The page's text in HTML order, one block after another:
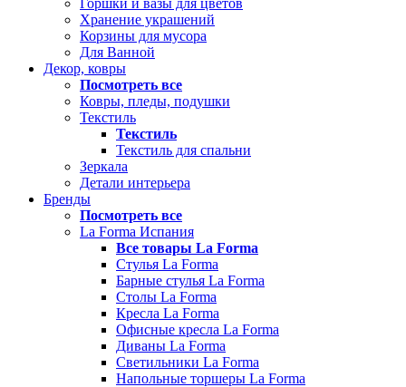
Горшки и вазы для цветов
Хранение украшений
Корзины для мусора
Для Ванной
Декор, ковры
Посмотреть все
Ковры, пледы, подушки
Текстиль
Текстиль
Текстиль для спальни
Зеркала
Детали интерьера
Бренды
Посмотреть все
La Forma Испания
Все товары La Forma
Стулья La Forma
Барные стулья La Forma
Столы La Forma
Кресла La Forma
Офисные кресла La Forma
Диваны La Forma
Светильники La Forma
Напольные торшеры La Forma